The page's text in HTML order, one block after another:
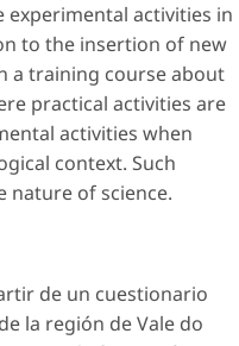
activities in
to the insertion of new
a training course about
practical activities are
activities when
context. Such
nature of science.
de un cuestionario
la región deVale do